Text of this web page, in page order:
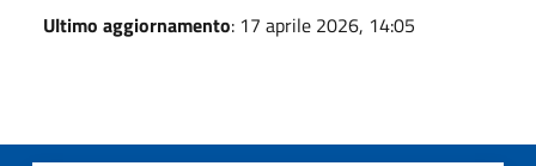
Ultimo aggiornamento: 17 aprile 2026, 14:05